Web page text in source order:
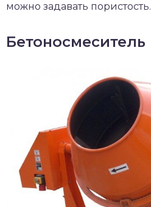
можно задавать пористость.
Бетоносмеситель